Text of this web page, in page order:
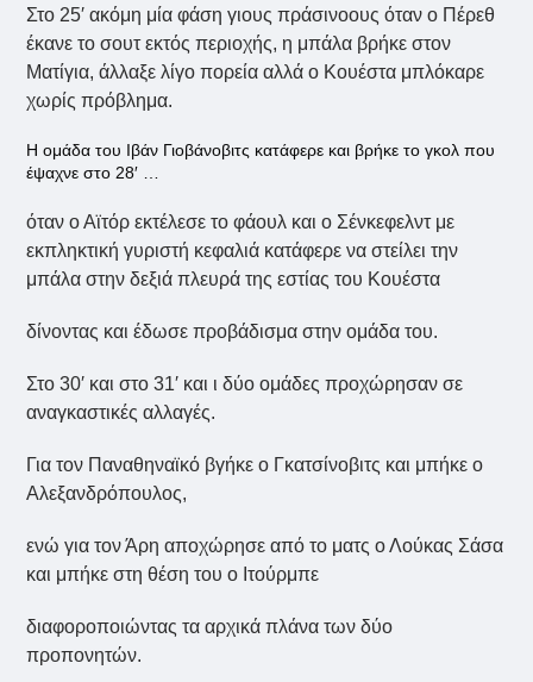
Στο 25′ ακόμη μία φάση γιους πράσινοους όταν ο Πέρεθ
έκανε το σουτ εκτός περιοχής, η μπάλα βρήκε στον
Ματίγια, άλλαξε λίγο πορεία αλλά ο Κουέστα μπλόκαρε
χωρίς πρόβλημα.
Η ομάδα του Ιβάν Γιοβάνοβιτς κατάφερε και βρήκε το γκολ που
έψαχνε στο 28′ …
όταν ο Αϊτόρ εκτέλεσε το φάουλ και ο Σένκεφελντ με
εκπληκτική γυριστή κεφαλιά κατάφερε να στείλει την
μπάλα στην δεξιά πλευρά της εστίας του Κουέστα
δίνοντας και έδωσε προβάδισμα στην ομάδα του.
Στο 30′ και στο 31′ και ι δύο ομάδες προχώρησαν σε
αναγκαστικές αλλαγές.
Για τον Παναθηναϊκό βγήκε ο Γκατσίνοβιτς και μπήκε ο
Αλεξανδρόπουλος,
ενώ για τον Άρη αποχώρησε από το ματς ο Λούκας Σάσα
και μπήκε στη θέση του ο Ιτούρμπε
διαφοροποιώντας τα αρχικά πλάνα των δύο
προπονητών.